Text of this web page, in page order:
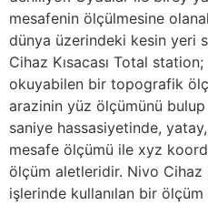
mesafenin ölçülmesine
dünya üzerindeki kesin yeri
Cihaz Kısacası Total
okuyabilen bir topografik
arazinin yüz ölçümünü bulup
saniye hassasiyetinde,
mesafe ölçümü ile xyz
ölçüm aletleridir. Nivo
işlerinde kullanılan bir